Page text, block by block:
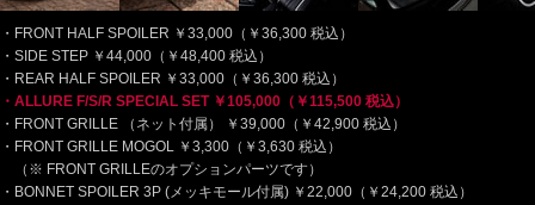
FRONT HALF SPOILER ￥33,000（￥36,300 税込）
SIDE STEP ￥44,000（￥48,400 税込）
REAR HALF SPOILER ￥33,000（￥36,300 税込）
ALLURE F/S/R SPECIAL SET ￥105,000（￥115,500 税込）
FRONT GRILLE （ネット付属） ￥39,000（￥42,900 税込）
FRONT GRILLE MOGOL ￥3,300（￥3,630 税込）
（※ FRONT GRILLEのオプションパーツです）
BONNET SPOILER 3P (メッキモール付属) ￥22,000（￥24,200 税込）